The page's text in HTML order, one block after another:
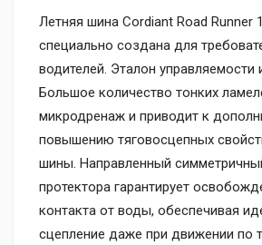
Летняя шина Cordiant Road Runner
специально создана для
водителей. Эталон управляемости
Большое количество тонких
микродренаж и приводит к
повышению тяговосцепных
шины. Направленный
протектора гарантирует
контакта от воды, обеспечивая
сцепление даже при движении по